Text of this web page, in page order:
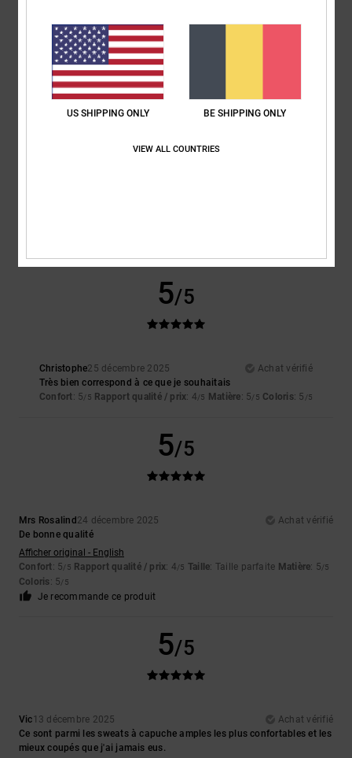
: 5/5 Rapport qualité / prix
: 5/5
Je recommande ce produit
5/5
Christophe25 décembre 2025
Achat vérifié
Très bien correspond à ce que je souhaitais
Confort: 5/5 Rapport qualité / prix: 4/5 Matière: 5/5 Coloris: 5 /5
5/5
Mrs Rosalind 24 décembre 2025
Achat vérifié
De bonne qualité
Afficher original - English
Confort: 5/5 Rapport qualité / prix: 4/5 Taille: Taille parfaite Matière: 5/5
Coloris: 5/5
Je recommande ce produit
5/5
Vic13 décembre 2025
Achat vérifié
Ce sont parmi les sweats à capuche amples les plus confortables et les
mieux coupés que j'ai jamais eus.
US SHIPPING ONLY BE SHIPPING ONLY
VIEW ALL COUNTRIES